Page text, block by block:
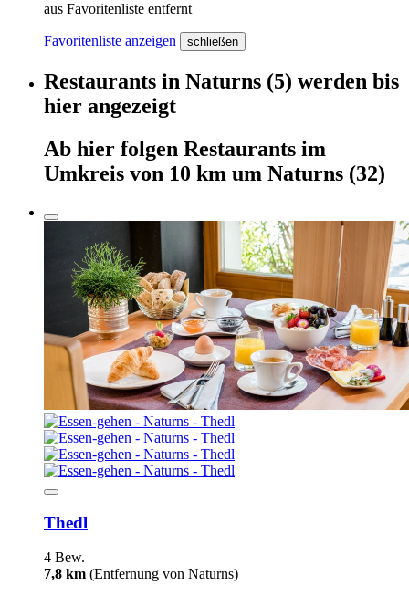
aus Favoritenliste entfernt
Favoritenliste anzeigen schließen
Restaurants in Naturns (5) werden bis
hier angezeigt
Ab hier folgen Restaurants im
Umkreis von 10 km um Naturns (32)
Thedl
4 Bew.
7,8 km (Entfernung von Naturns)